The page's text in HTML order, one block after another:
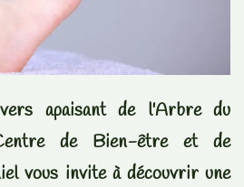
apaisant de l'Arbre du
de Bien-être et de
vous invite à découvrir une